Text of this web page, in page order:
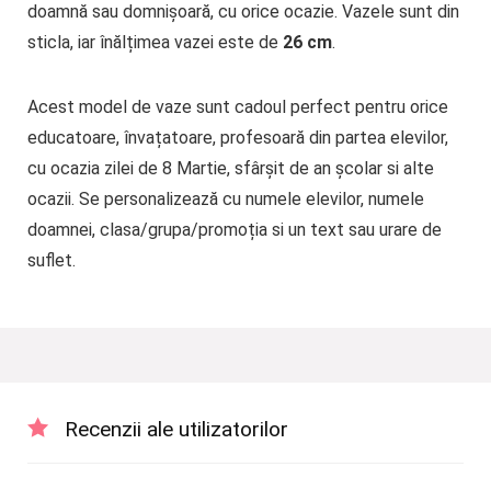
doamnă sau domnișoară, cu orice ocazie. Vazele sunt din
sticla, iar înălțimea vazei este de 26 cm.
Acest model de vaze sunt cadoul perfect pentru orice
educatoare, învațatoare, profesoară din partea elevilor,
cu ocazia zilei de 8 Martie, sfârșit de an școlar si alte
ocazii. Se personalizează cu numele elevilor, numele
doamnei, clasa/grupa/promoția si un text sau urare de
suflet.
Recenzii ale utilizatorilor